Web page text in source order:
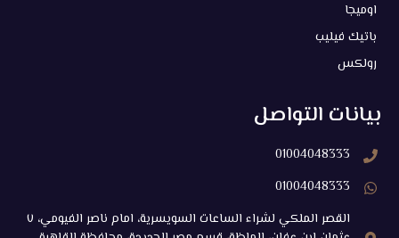
اوميجا
باتيك فيليب
رولكس
بيانات التواصل
01004048333
01004048333
القصر الملكي لشراء الساعات السويسرية، امام ناصر الفيومي، ٧